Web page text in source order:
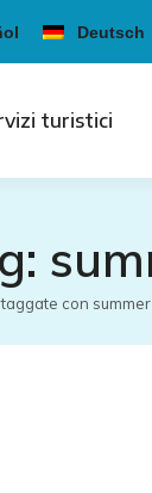
Deutsch
turistici
con